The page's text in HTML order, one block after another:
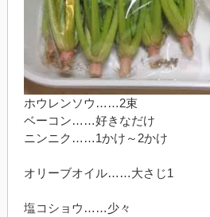
ホウレンソウ……2束
ベーコン……好きなだけ
ニンニク……1かけ～2かけ
オリーブオイル……大さじ1
塩コショウ……少々